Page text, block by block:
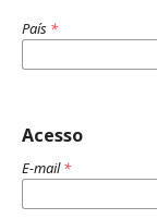
País *
Acesso
E-mail*